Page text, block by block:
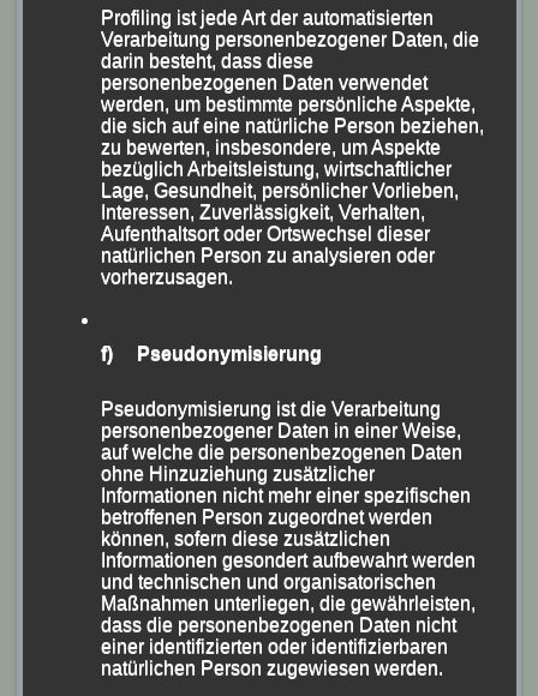
Teilnahme am diesjährigen Rieder „Team-Stundenlauf“
bei dem eine ca. 1400 m lange Runde in einer
Stunden immer abwechselnd gelaufen werden musste
und insgesamt fast 100 Teams am Start waren.
Mit insgesamt 10 gelaufenen Runden und einer
Endzeit von 1:05:54 Stunden belegten sie letztlich
Rang 14.
Profiling ist jede Art der automatisierten
Verarbeitung personenbezogener Daten, die
darin besteht, dass diese
personenbezogenen Daten verwendet
werden, um bestimmte persönliche Aspekte,
die sich auf eine natürliche Person beziehen,
zu bewerten, insbesondere, um Aspekte
bezüglich Arbeitsleistung, wirtschaftlicher
Lage, Gesundheit, persönlicher Vorlieben,
Interessen, Zuverlässigkeit, Verhalten,
Aufenthaltsort oder Ortswechsel dieser
natürlichen Person zu analysieren oder
vorherzusagen.
f) Pseudonymisierung
Pseudonymisierung ist die Verarbeitung
personenbezogener Daten in einer Weise,
auf welche die personenbezogenen Daten
ohne Hinzuziehung zusätzlicher
Informationen nicht mehr einer spezifischen
betroffenen Person zugeordnet werden
können, sofern diese zusätzlichen
Informationen gesondert aufbewahrt werden
und technischen und organisatorischen
Maßnahmen unterliegen, die gewährleisten,
dass die personenbezogenen Daten nicht
einer identifizierten oder identifizierbaren
natürlichen Person zugewiesen werden.